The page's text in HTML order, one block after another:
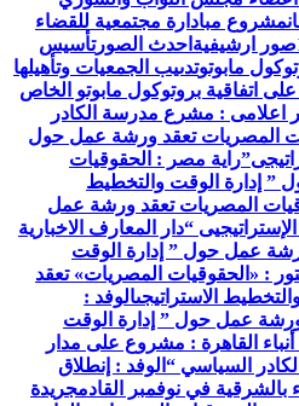
مشروع مبادارة مجتمعية للقضاء
صور ارشيفية احدث الصورتأسيس
مابوتوتدىيب الجمعيات وتأهيلها
اتفاقية بروتوكول مابوتو الخاص
اعلامى : مشرع مدرسة الكادر
المصريات تعقد ورشة عمل حول
راية مصر : الحقوقيات
” إدارة الوقت والتخطيط
المصريات تعقد ورشة عمل
“دار المعارف الاخبارية
عمل حول ” إدارة الوقت
: «الحقوقيات المصريات» تعقد
الاستراتيجىالوفد :
عمل حول ” إدارة الوقت
أنباء القاهرة : مشروع على مدار
السياسي “ الوفد : إنطلاق
في نوفمبر القادمجريدة